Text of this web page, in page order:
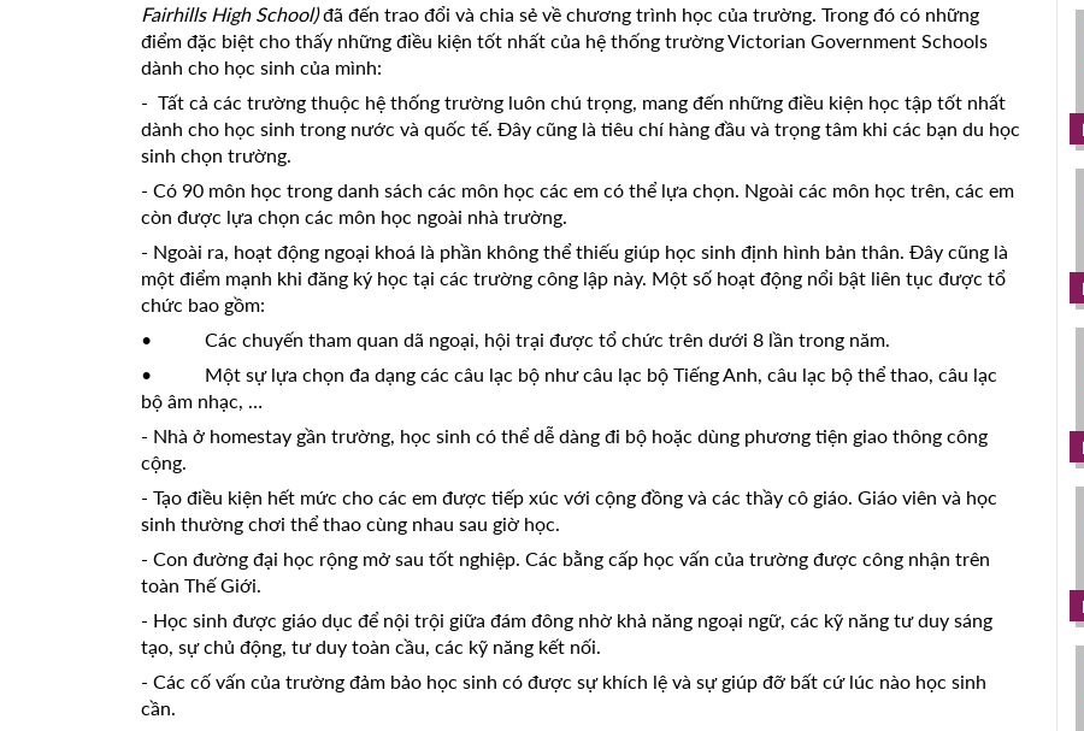
Fairhills High School)đã đến trao đổi và chia sẻ về chương trình học của trường. Trong đó có những
điểm đặc biệt cho thấy những điều kiện tốt nhất của hệ thống trường Victorian Government Schools
dành cho học sinh của mình:
- Tất cả các trường thuộc hệ thống trường luôn chú trọng, mang đến những điều kiện học tập tốt nhất
dành cho học sinh trong nước và quốc tế. Đây cũng là tiêu chí hàng đầu và trọng tâm khi các bạn du học
sinh chọn trường.
- Có 90 môn học trong danh sách các môn học các em có thể lựa chọn. Ngoài các môn học trên, các em
còn được lựa chọn các môn học ngoài nhà trường.
- Ngoài ra, hoạt động ngoại khoá là phần không thể thiếu giúp học sinh định hình bản thân. Đây cũng là
một điểm mạnh khi đăng ký học tại các trường công lập này. Một số hoạt động nổi bật liên tục được tổ
chức bao gồm:
• Các chuyến tham quan dã ngoại, hội trại được tổ chức trên dưới 8 lần trong năm.
• Một sự lựa chọn đa dạng các câu lạc bộ như câu lạc bộ Tiếng Anh, câu lạc bộ thể thao, câu lạc
bộ âm nhạc, …
- Nhà ở homestay gần trường, học sinh có thể dễ dàng đi bộ hoặc dùng phương tiện giao thông công
cộng.
- Tạo điều kiện hết mức cho các em được tiếp xúc với cộng đồng và các thầy cô giáo. Giáo viên và học
sinh thường chơi thể thao cùng nhau sau giờ học.
- Con đường đại học rộng mở sau tốt nghiệp. Các bằng cấp học vấn của trường được công nhận trên
toàn Thế Giới.
- Học sinh được giáo dục để nội trội giữa đám đông nhờ khả năng ngoại ngữ, các kỹ năng tư duy sáng
tạo, sự chủ động, tư duy toàn cầu, các kỹ năng kết nối.
- Các cố vấn của trường đảm bảo học sinh có được sự khích lệ và sự giúp đỡ bất cứ lúc nào học sinh
cần.